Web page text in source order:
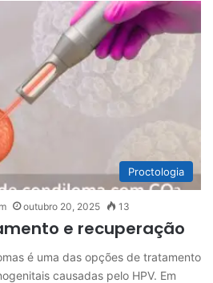
Proctologia
outubro 20, 2025 13
e recuperação
é uma das opções de tratamento
causadas pelo HPV. Em